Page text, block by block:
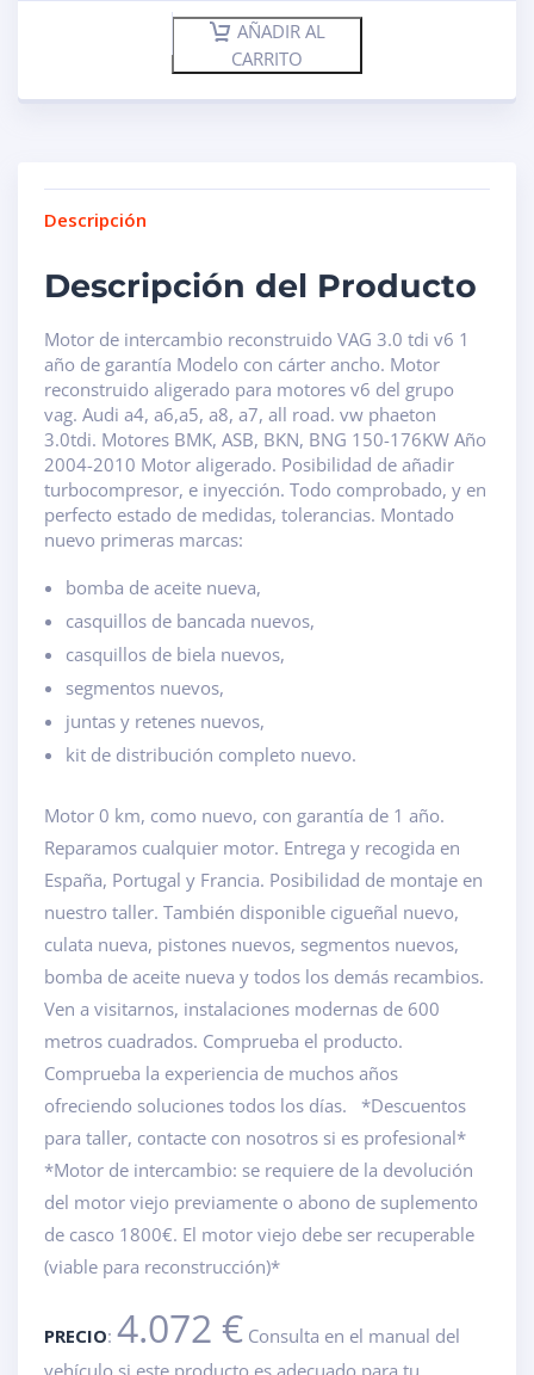
AÑADIR AL
CARRITO
Descripción
Descripción del Producto
Motor de intercambio reconstruido VAG 3.0 tdi v6 1
año de garantía Modelo con cárter ancho. Motor
reconstruido aligerado para motores v6 del grupo
vag. Audi a4, a6,a5, a8, a7, all road. vw phaeton
3.0tdi. Motores BMK, ASB, BKN, BNG 150-176KW Año
2004-2010 Motor aligerado. Posibilidad de añadir
turbocompresor, e inyección. Todo comprobado, y en
perfecto estado de medidas, tolerancias. Montado
nuevo primeras marcas:
bomba de aceite nueva,
casquillos de bancada nuevos,
casquillos de biela nuevos,
segmentos nuevos,
juntas y retenes nuevos,
kit de distribución completo nuevo.
Motor 0 km, como nuevo, con garantía de 1 año.
Reparamos cualquier motor. Entrega y recogida en
España, Portugal y Francia. Posibilidad de montaje en
nuestro taller. También disponible cigueñal nuevo,
culata nueva, pistones nuevos, segmentos nuevos,
bomba de aceite nueva y todos los demás recambios.
Ven a visitarnos, instalaciones modernas de 600
metros cuadrados. Comprueba el producto.
Comprueba la experiencia de muchos años
ofreciendo soluciones todos los días. *Descuentos
para taller, contacte con nosotros si es profesional*
*Motor de intercambio: se requiere de la devolución
del motor viejo previamente o abono de suplemento
de casco 1800€. El motor viejo debe ser recuperable
(viable para reconstrucción)*
PRECIO: 4.072 € Consulta en el manual del
vehículo si este producto es adecuado para tu